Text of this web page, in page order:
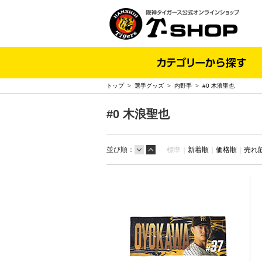
トップ> 選手グッズ > 内野手 > #0 木浪聖也
#0 木浪聖也
並び順： 標準｜ 新着順 ｜ 価格順 ｜ 売れ